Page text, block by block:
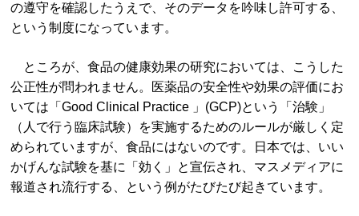
の遵守を確認したうえで、そのデータを吟味し許可する、
という制度になっています。
ところが、食品の健康効果の研究においては、こうした
公正性が問われません。医薬品の安全性や効果の評価にお
いては「Good Clinical Practice 」(GCP)という「治験」
（人で行う臨床試験）を実施するためのルールが厳しく定
められていますが、食品にはないのです。日本では、いい
かげんな試験を基に「効く」と宣伝され、マスメディアに
報道され流行する、という例がたびたび起きています。